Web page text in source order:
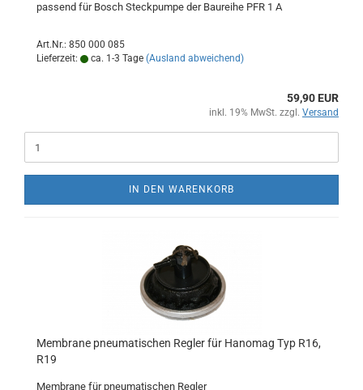
passend für Bosch Steckpumpe der Baureihe PFR 1 A
Art.Nr.: 850 000 085
Lieferzeit:
ca. 1-3 Tage (Ausland abweichend)
59,90 EUR
inkl. 19% MwSt. zzgl. Versand
IN DEN WARENKORB
Membrane pneumatischen Regler für Hanomag Typ R16,
R19
Membrane für pneumatischen Regler